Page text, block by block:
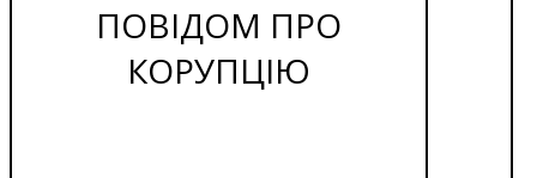
ПОВІДОМ ПРО
КОРУПЦІЮ